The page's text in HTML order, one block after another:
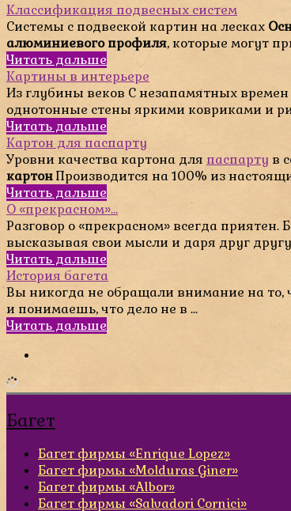
Классификация подвесных систем
Системы с подвеской картин на лесках
алюминиевого профиля, которые могут
Читать дальше
Картины в интерьере
Из глубины веков С незапамятных
однотонные стены яркими ковриками и
Читать дальше
Картон для паспарту
Уровни качества картона для паспарту в
картонПроизводится на 100% из
Читать дальше
О «прекрасном»…
Разговор о «прекрасном» всегда
высказывая свои мысли и даря друг другу
Читать дальше
История багета
Вы никогда не обращали внимание на то,
и понимаешь, что дело не в ...
Читать дальше
Багет
Багет фирмы «Enrique Lopez»
Багет фирмы «Molduras Giner»
Багет фирмы «Albor»
Багет фирмы «Salvadori Cornici»